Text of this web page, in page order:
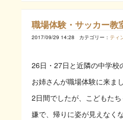
職場体験・サッカー教
2017/09/29 14:28 カテゴリー： ティ
26日・27日と近隣の中学校
お姉さんが職場体験に来まし
2日間でしたが、こどもた
嫌で、帰りに姿が見えなくな